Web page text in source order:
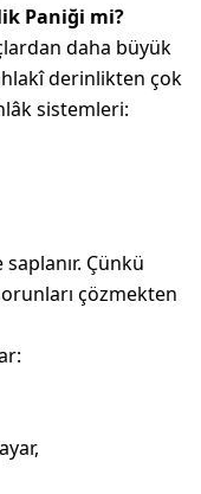
Paniği mi?
daha büyük
derinlikten çok
sistemleri:
Çünkü
çözmekten